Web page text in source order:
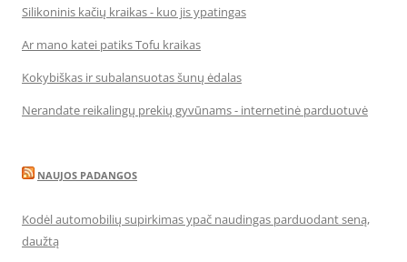
Silikoninis kačių kraikas - kuo jis ypatingas
Ar mano katei patiks Tofu kraikas
Kokybiškas ir subalansuotas šunų ėdalas
Nerandate reikalingų prekių gyvūnams - internetinė parduotuvė
NAUJOS PADANGOS
Kodėl automobilių supirkimas ypač naudingas parduodant seną,
daužtą